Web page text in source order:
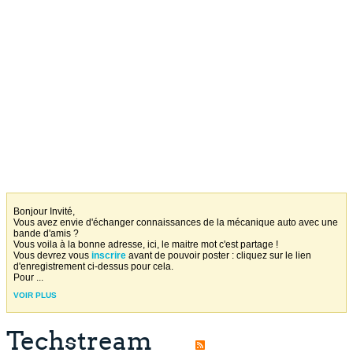
Bonjour Invité,
Vous avez envie d'échanger connaissances de la mécanique auto avec une
bande d'amis ?
Vous voila à la bonne adresse, ici, le maitre mot c'est partage !
Vous devrez vous inscrire avant de pouvoir poster : cliquez sur le lien
d'enregistrement ci-dessus pour cela.
Pour ...
VOIR PLUS
Techstream